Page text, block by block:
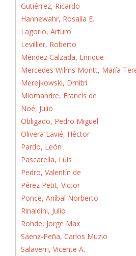
Gutiérrez, Ricardo
Hannewahr, Rosalía E.
Lagorio, Arturo
Levillier, Roberto
Méndez Calzada, Enrique
Mercedes Wilms Montt, María
Merejkowski, Dmitri
Miomandre, Francis de
Noé, Julio
Obligado, Pedro Miguel
Olivera Lavié, Héctor
Pardo, León
Pascarella, Luis
Pedro, Valentín de
Pérez Petit, Victor
Ponce, Aníbal Norberto
Rinaldini, Julio
Rohde, Jorge Max
Sáenz-Peña, Carlos Muzio
Salaverri, Vicente A.